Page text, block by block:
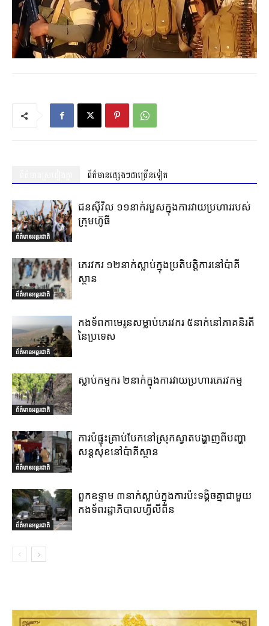
ព័ត៌មានផ្សេងៗជាច្រើនទៀត
ព័ត៌មានអន្តរជាតិ
ជនស៊ីវិល ១១នាក់របួសក្នុងការវាយប្រហាររបស់
ក្រុមហ៊ូធី
ព័ត៌មានអន្តរជាតិ
ភេរវករ ១២នាក់ស្លាប់ក្នុងប្រតិបត្តិការនៅប៉ាគី
ស្ថាន
ព័ត៌មានអន្តរជាតិ
កងទ័ពកាមេរូនសម្លាប់ភេរវករ ៥នាក់នៅភាគនិរតី
នៃប្រទេស
ព័ត៌មានអន្តរជាតិ
ស្លាប់កម្មករ ២នាក់ក្នុងការវាយប្រហារភេរវកម្ម
ព័ត៌មានអន្តរជាតិ
ការបំផ្ទុះគ្រាប់បែកនៅស្រុកស្វាតបង្ហាញពីបញ្ហា
សន្តសុខនៅប៉ាគីស្ថាន
ព័ត៌មានអន្តរជាតិ
ពួកឧទ្ទាម ៣នាក់ស្លាប់ក្នុងការប៉ះទង្គិចគ្នាជាមួយ
កងទ័ពរដ្ឋាភិបាលហ្វីលីពីន